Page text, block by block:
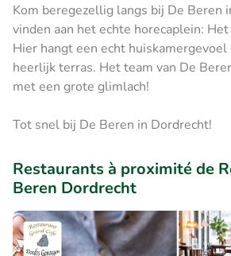
Kom beregezellig langs bij De Beren
vinden aan het echte horecaplein:
Hier hangt een echt huiskamergevoel
heerlijk terras. Het team van De
met een grote glimlach!
Tot snel bij De Beren in Dordrecht!
Restaurants à proximité de
Beren Dordrecht